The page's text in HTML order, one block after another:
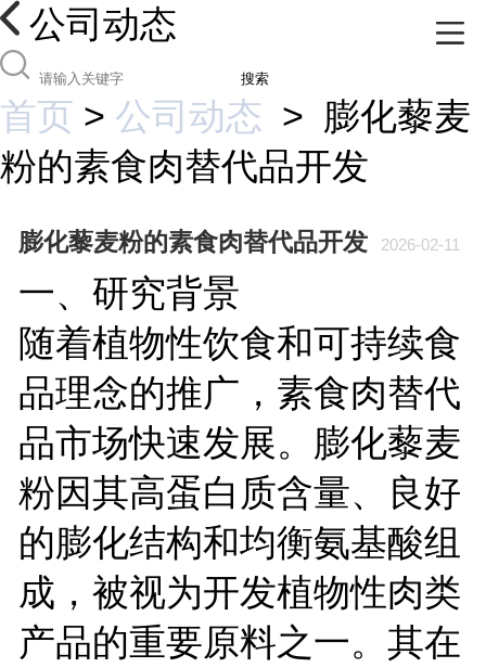
公司动态
搜索
首页 > 公司动态 > 膨化藜麦
粉的素食肉替代品开发
膨化藜麦粉的素食肉替代品开发 2026-02-11
一、研究背景
随着植物性饮食和可持续食
品理念的推广，素食肉替代
品市场快速发展。膨化藜麦
粉因其高蛋白质含量、良好
的膨化结构和均衡氨基酸组
成，被视为开发植物性肉类
产品的重要原料之一。其在